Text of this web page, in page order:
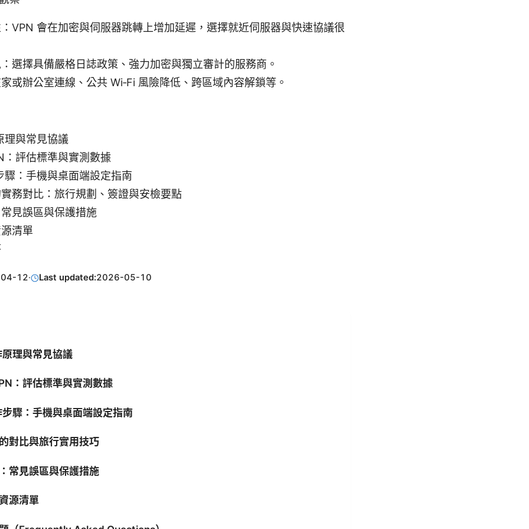
VPN 會在加密與伺服器跳轉上增加延遲，選擇就近伺服器與快速協議很
選擇具備嚴格日誌政策、強力加密與獨立審計的服務商。
或辦公室連線、公共 Wi‑Fi 風險降低、跨區域內容解鎖等。
理與常見協議
：評估標準與實測數據
驟：手機與桌面端設定指南
務對比：旅行規劃、簽證與安檢要點
見誤區與保護措施
清單
12· Last updated:2026-05-10
理與常見協議
：評估標準與實測數據
驟：手機與桌面端設定指南
對比與旅行實用技巧
常見誤區與保護措施
源清單